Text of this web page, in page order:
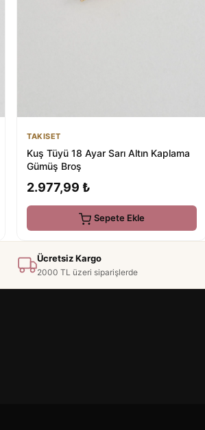
TAKISET
Kuş Tüyü 18 Ayar Sarı Altın Kaplama
Gümüş Broş
2.977,99 ₺
Sepete Ekle
Ücretsiz Kargo
2000 TL üzeri siparişlerde